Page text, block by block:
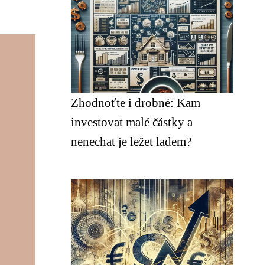
Zhodnoťte i drobné: Kam
investovat malé částky a
nenechat je ležet ladem?